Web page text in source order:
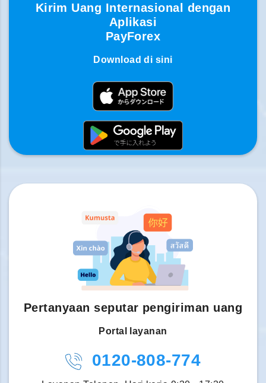
Kirim Uang Internasional dengan
Aplikasi
PayForex
Download di sini
Pertanyaan seputar pengiriman uang
Portal layanan
0120-808-774